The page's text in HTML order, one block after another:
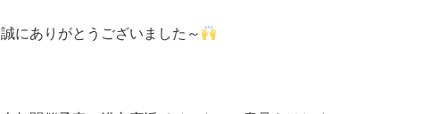
誠にありがとうございました～